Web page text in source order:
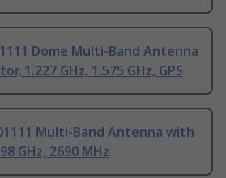
Dome Multi-Band Antenna
1.227 GHz, 1.575 GHz, GPS
Multi-Band Antenna with
GHz, 2690 MHz